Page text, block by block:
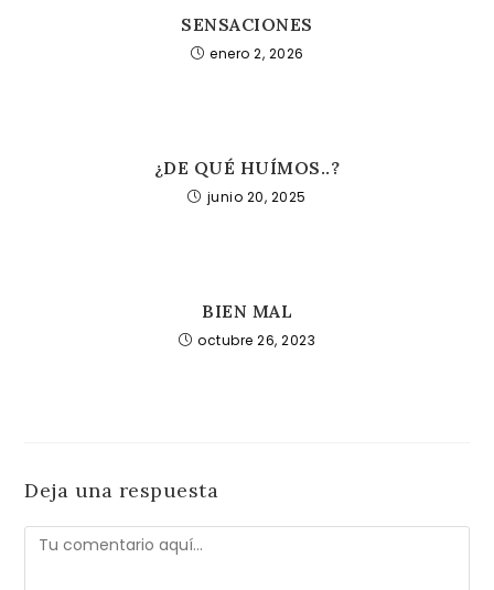
SENSACIONES
enero 2, 2026
¿DE QUÉ HUÍMOS..?
junio 20, 2025
BIEN MAL
octubre 26, 2023
Deja una respuesta
Comentario